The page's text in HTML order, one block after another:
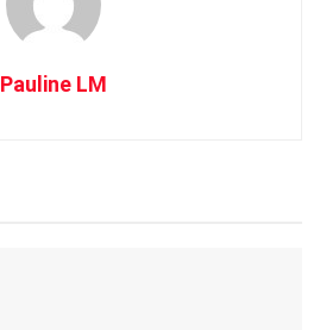
Pauline LM